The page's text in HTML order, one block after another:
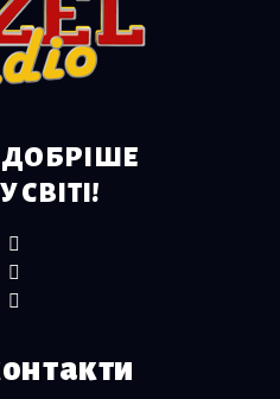
СВІТІ!